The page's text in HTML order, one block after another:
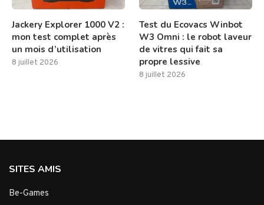
Jackery Explorer 1000 V2 :
mon test complet après
un mois d’utilisation
8 juillet 2026
Test du Ecovacs Winbot
W3 Omni : le robot laveur
de vitres qui fait sa
propre lessive
8 juillet 2026
SITES AMIS
Be-Games